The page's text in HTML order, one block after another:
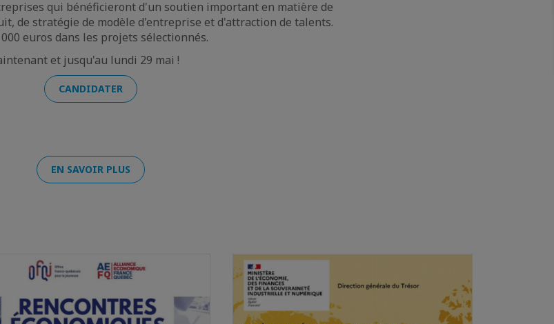
qui bénéficieront d'un soutien important en matière de
de stratégie de modèle d'entreprise et d'attraction de talents.
euros dans les projets sélectionnés.
et jusqu'au lundi 29 mai !
CANDIDATER
EN SAVOIR PLUS